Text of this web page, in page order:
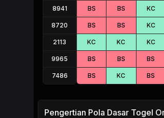
8941
8720
2113
9965
7486
BS BS KC
BS BS KC
KC KC KC
BS BS BS
BS KC BS
Pengertian Pola Dasar Togel